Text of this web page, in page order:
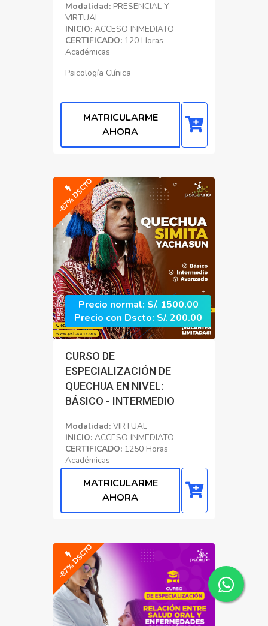
Modalidad: PRESENCIAL Y
VIRTUAL
INICIO: ACCESO INMEDIATO
CERTIFICADO: 120 Horas
Académicas
Psicología Clínica
MATRICULARME
AHORA
-87% DSCTO
Precio normal: S/. 1500.00
Precio con Dscto: S/. 200.00
CURSO DE
ESPECIALIZACIÓN DE
QUECHUA EN NIVEL:
BÁSICO - INTERMEDIO
Modalidad: VIRTUAL
INICIO: ACCESO INMEDIATO
CERTIFICADO: 1250 Horas
Académicas
Educacion
MATRICULARME
AHORA
-87% DSCTO